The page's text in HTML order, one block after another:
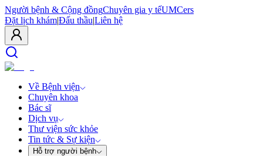
Người bệnh & Cộng đồngChuyên gia y tếUMCers
Đặt lịch khám|Đấu thầu|Liên hệ
Về Bệnh viện
Chuyên khoa
Bác sĩ
Dịch vụ
Thư viện sức khỏe
Tin tức & Sự kiện
Hỗ trợ người bệnh